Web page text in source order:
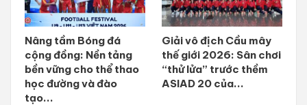
Nâng tầm Bóng đá
cộng đồng: Nền tảng
bền vững cho thể thao
học đường và đào
tạo...
Giải vô địch Cầu mây
thế giới 2026: Sân chơi
“thử lửa” trước thềm
ASIAD 20 của...